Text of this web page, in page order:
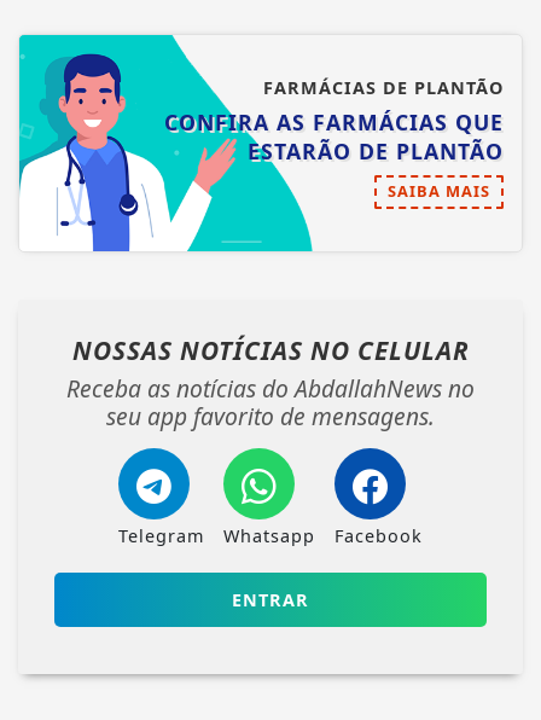
FARMÁCIAS DE PLANTÃO
CONFIRA AS FARMÁCIAS QUE
ESTARÃO DE PLANTÃO
SAIBA MAIS
NOSSAS NOTÍCIAS NO CELULAR
Receba as notícias do AbdallahNews no
seu app favorito de mensagens.
Telegram Whatsapp Facebook
ENTRAR